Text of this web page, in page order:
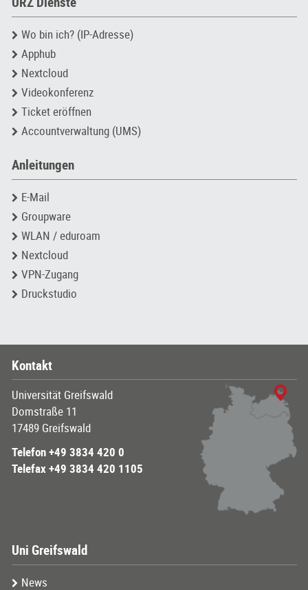
Wo bin ich? (IP-Adresse)
Apphub
Nextcloud
Videokonferenz
Ticket eröffnen
Accountverwaltung (UMS)
Anleitungen
E-Mail
Groupware
WLAN / eduroam
Nextcloud
VPN-Zugang
Druckstudio
Kontakt
Universität Greifswald
Domstraße 11
17489 Greifswald
Telefon +49 3834 420 0
Telefax +49 3834 420 1105
Uni Greifswald
News